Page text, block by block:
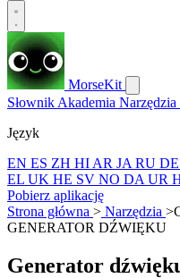
MorseKit
Słownik Akademia Narzędzia
Język
EN ES ZH HI AR JA RU DE
EL UK HE SV NO DA UR
Pobierz aplikację
Strona główna > Narzędzia >
GENERATOR DŹWIĘKU
Generator